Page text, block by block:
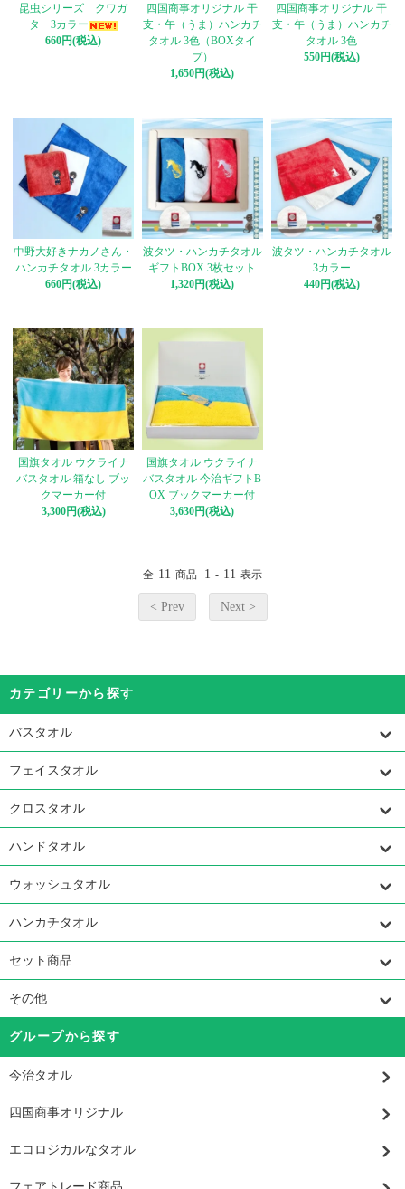
昆虫シリーズ クワガ
タ 3カラー
660円(税込)
四国商事オリジナル 干
支・午（うま）ハンカチ
タオル 3色（BOXタイ
プ）
1,650円(税込)
四国商事オリジナル 干
支・午（うま）ハンカチ
タオル 3色
550円(税込)
中野大好きナカノさん・
ハンカチタオル 3カラー
660円(税込)
波タツ・ハンカチタオル
ギフトBOX 3枚セット
1,320円(税込)
波タツ・ハンカチタオル
3カラー
440円(税込)
国旗タオル ウクライナ
バスタオル 箱なし ブッ
クマーカー付
3,300円(税込)
国旗タオル ウクライナ
バスタオル 今治ギフトB
OX ブックマーカー付
3,630円(税込)
全 11 商品 1 - 11 表示
< Prev Next >
カテゴリーから探す
バスタオル
フェイスタオル
クロスタオル
ハンドタオル
ウォッシュタオル
ハンカチタオル
セット商品
その他
グループから探す
今治タオル
四国商事オリジナル
エコロジカルなタオル